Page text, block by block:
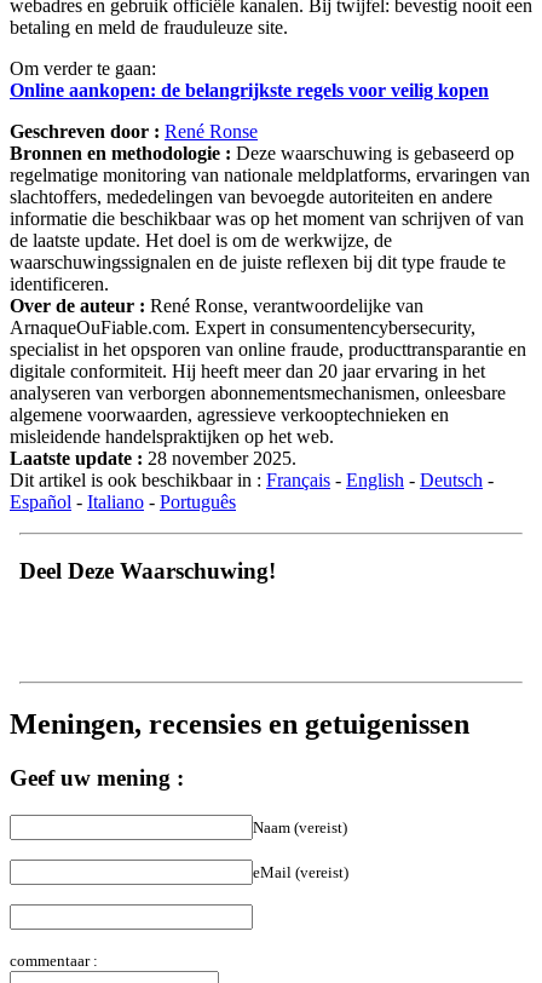
webadres en gebruik officiële kanalen. Bij twijfel: bevestig nooit een
betaling en meld de frauduleuze site.
Om verder te gaan:
Online aankopen: de belangrijkste regels voor veilig kopen
Geschreven door : René Ronse
Bronnen en methodologie : Deze waarschuwing is gebaseerd op
regelmatige monitoring van nationale meldplatforms, ervaringen van
slachtoffers, mededelingen van bevoegde autoriteiten en andere
informatie die beschikbaar was op het moment van schrijven of van
de laatste update. Het doel is om de werkwijze, de
waarschuwingssignalen en de juiste reflexen bij dit type fraude te
identificeren.
Over de auteur : René Ronse, verantwoordelijke van
ArnaqueOuFiable.com. Expert in consumentencybersecurity,
specialist in het opsporen van online fraude, producttransparantie en
digitale conformiteit. Hij heeft meer dan 20 jaar ervaring in het
analyseren van verborgen abonnementsmechanismen, onleesbare
algemene voorwaarden, agressieve verkooptechnieken en
misleidende handelspraktijken op het web.
Laatste update : 28 november 2025.
Dit artikel is ook beschikbaar in : Français - English - Deutsch -
Español - Italiano - Português
Deel Deze Waarschuwing!
Meningen, recensies en getuigenissen
Geef uw mening :
Naam (vereist)
eMail (vereist)
commentaar :